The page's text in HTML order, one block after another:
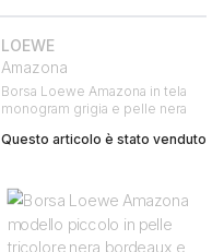
LOEWE
Amazona
Borsa Loewe Amazona in tela
monogram grigia e pelle nera
Questo articolo è stato venduto